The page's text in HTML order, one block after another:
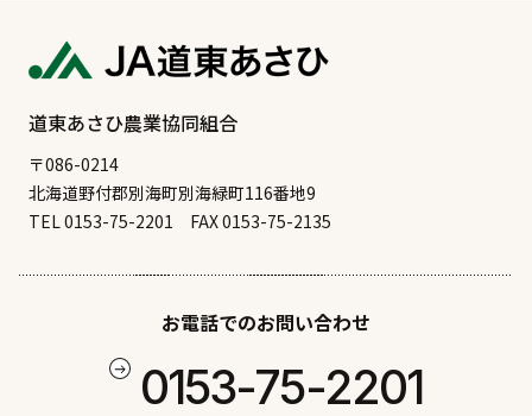
道東あさひ農業協同組合
〒086-0214
北海道野付郡別海町別海緑町116番地9
TEL 0153-75-2201 FAX 0153-75-2135
お電話でのお問い合わせ
0153-75-2201